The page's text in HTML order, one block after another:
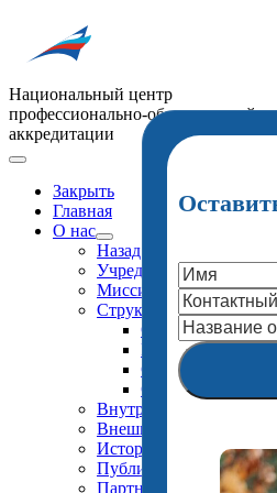
Национальный центр
профессионально-общественной
аккредитации
Закрыть
Главная
О нас
Назад
Учредительные и
Миссия
Структура
Органиграмма
Руководство
Сотрудники
Страница памяти
Внутренняя система
Внешняя экспертиза
История
Публикации
Партнеры